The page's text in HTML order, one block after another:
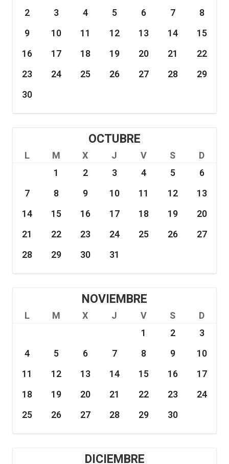
2
3 4 5 6 7
8
9
10 11 12 13 14
15
16
17 18 19 20 21
22
23
24 25 26 27 28
29
30
OCTUBRE
L M X J V S
D
1
2 3 4 5
6
7
8 9 10 11 12
13
14
15 16 17 18 19
20
21
22 23 24 25 26
27
28
29 30 31
NOVIEMBRE
L M X J V S
D
1
2
3
4
5 6 7 8 9
10
11
12 13 14 15 16
17
18
19 20 21 22 23
24
25
26 27 28 29 30
DICIEMBRE